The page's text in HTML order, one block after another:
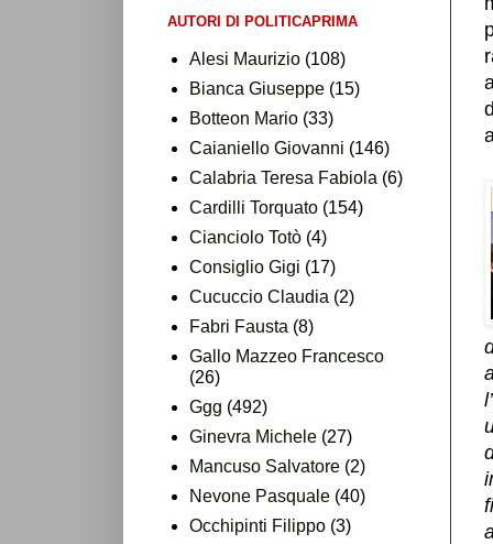
AUTORI DI POLITICAPRIMA
Alesi Maurizio (108)
Bianca Giuseppe (15)
Botteon Mario (33)
Caianiello Giovanni (146)
Calabria Teresa Fabiola (6)
Cardilli Torquato (154)
Cianciolo Totò (4)
Consiglio Gigi (17)
Cucuccio Claudia (2)
Fabri Fausta (8)
Gallo Mazzeo Francesco
(26)
Ggg (492)
Ginevra Michele (27)
Mancuso Salvatore (2)
Nevone Pasquale (40)
Occhipinti Filippo (3)